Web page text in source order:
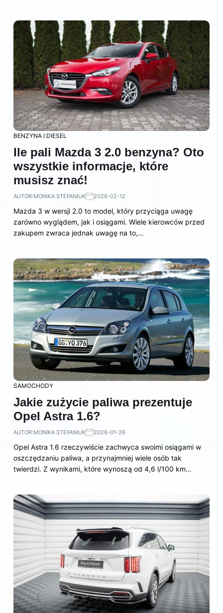
BENZYNA I DIESEL
Ile pali Mazda 3 2.0 benzyna? Oto
wszystkie informacje, które
musisz znać!
AUTOR:MONIKA STEFANIUK 2026-02-12
Mazda 3 w wersji 2.0 to model, który przyciąga uwagę
zarówno wyglądem, jak i osiągami. Wiele kierowców przed
zakupem zwraca jednak uwagę na to,…
SAMOCHODY
Jakie zużycie paliwa prezentuje
Opel Astra 1.6?
AUTOR:MONIKA STEFANIUK 2026-01-26
Opel Astra 1.6 rzeczywiście zachwyca swoimi osiągami w
oszczędzaniu paliwa, a przynajmniej wiele osób tak
twierdzi. Z wynikami, które wynoszą od 4,6 l/100 km…